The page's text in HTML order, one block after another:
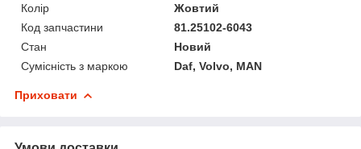
Колір
Жовтий
Код запчастини
81.25102-6043
Стан
Новий
Сумісність з маркою
Daf, Volvo, MAN
Приховати